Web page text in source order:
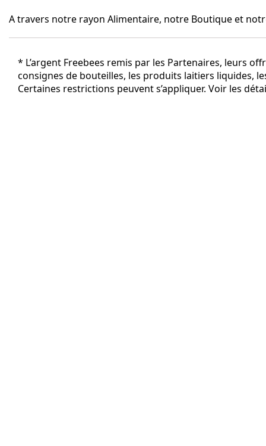
A travers notre rayon Alimentaire, notre Boutique et
* L’argent Freebees remis par les Partenaires, leurs
consignes de bouteilles, les produits laitiers liquides,
Certaines restrictions peuvent s’appliquer. Voir les